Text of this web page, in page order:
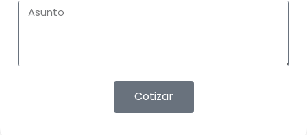
Cotizar